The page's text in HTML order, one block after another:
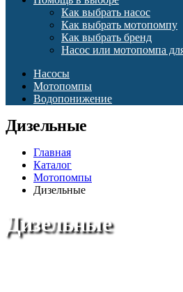
Как выбрать насос
Как выбрать мотопомпу
Как выбрать бренд
Насос или мотопомпа
Насосы
Мотопомпы
Водопонижение
Дизельные
Главная
Каталог
Мотопомпы
Дизельные
Дизельные